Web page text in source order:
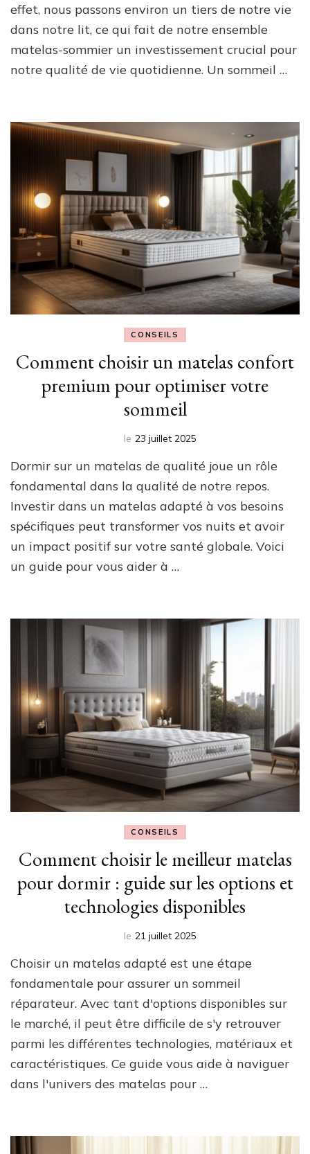
effet, nous passons environ un tiers de notre vie
dans notre lit, ce qui fait de notre ensemble
matelas-sommier un investissement crucial pour
notre qualité de vie quotidienne. Un sommeil …
CONSEILS
Comment choisir un matelas confort
premium pour optimiser votre
sommeil
le 23 juillet 2025
Dormir sur un matelas de qualité joue un rôle
fondamental dans la qualité de notre repos.
Investir dans un matelas adapté à vos besoins
spécifiques peut transformer vos nuits et avoir
un impact positif sur votre santé globale. Voici
un guide pour vous aider à …
CONSEILS
Comment choisir le meilleur matelas
pour dormir : guide sur les options et
technologies disponibles
le 21 juillet 2025
Choisir un matelas adapté est une étape
fondamentale pour assurer un sommeil
réparateur. Avec tant d'options disponibles sur
le marché, il peut être difficile de s'y retrouver
parmi les différentes technologies, matériaux et
caractéristiques. Ce guide vous aide à naviguer
dans l'univers des matelas pour …